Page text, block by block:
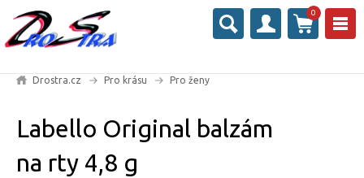
0
Drostra.cz Pro krásu Pro ženy
Labello Original balzám
na rty 4,8 g